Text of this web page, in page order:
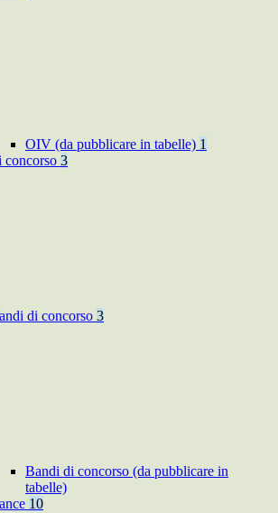
OIV (da pubblicare in tabelle) 1
concorso 3
di concorso 3
Bandi di concorso (da pubblicare in
tabelle)
10